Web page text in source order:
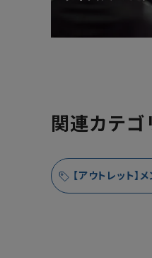
関連カテ
【アウトレット】